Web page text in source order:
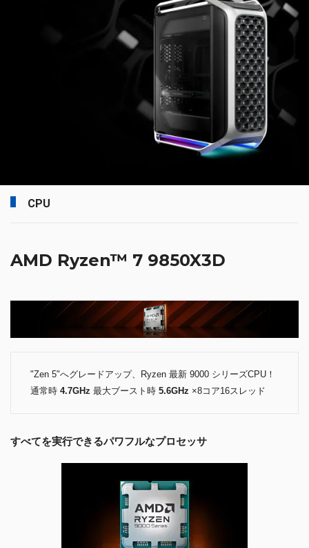
CPU
AMD Ryzen™ 7 9850X3D
"Zen 5"へグレードアップ、Ryzen 最新 9000 シリーズCPU！
通常時 4.7GHz 最大ブースト時 5.6GHz ×8コア16スレッド
すべてを実行できるパワフルなプロセッサ